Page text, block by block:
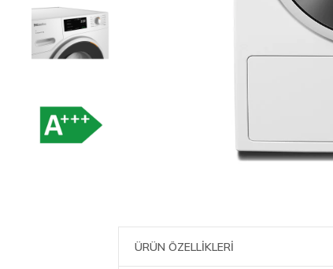
ÜRÜN ÖZELLİKLERİ